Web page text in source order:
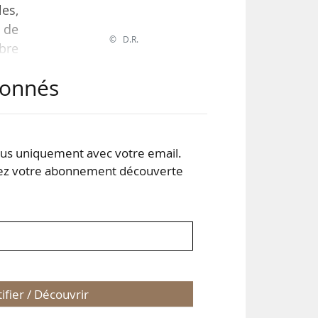
© D.R.
uniquement avec votre email.
votre abonnement découverte
/ Découvrir